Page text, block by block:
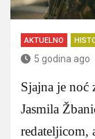
AKTUELNO
5 godina ago
Sjajna je noć
Jasmila
redateljicom,